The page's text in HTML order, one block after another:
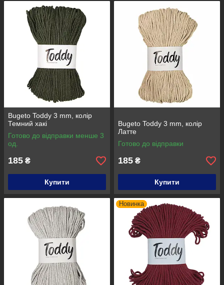
Bugeto Toddy 3 mm, колір
Темний хакі
Готово до відправки менше 3
од.
185 ₴
Купити
Bugeto Toddy 3 mm, колір
Латте
Готово до відправки
185 ₴
Купити
Новинка